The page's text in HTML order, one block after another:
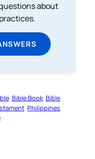
about
Bible Book Bible
Philippines